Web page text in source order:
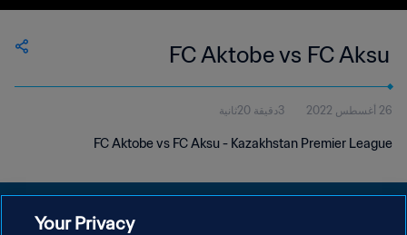
FC Aktobe vs FC Aksu
26 أغسطس 2022 3دقيقة 20ثانية
FC Aktobe vs FC Aksu - Kazakhstan Premier League
Your Privacy